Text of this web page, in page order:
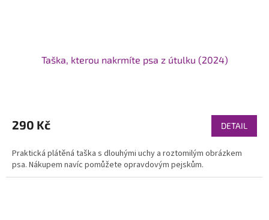
Taška, kterou nakrmíte psa z útulku (2024)
produktu
je
z
5
hvězdiček.
290 Kč DETAIL
Praktická plátěná taška s dlouhými uchy a roztomilým obrázkem
psa. Nákupem navíc pomůžete opravdovým pejskům.